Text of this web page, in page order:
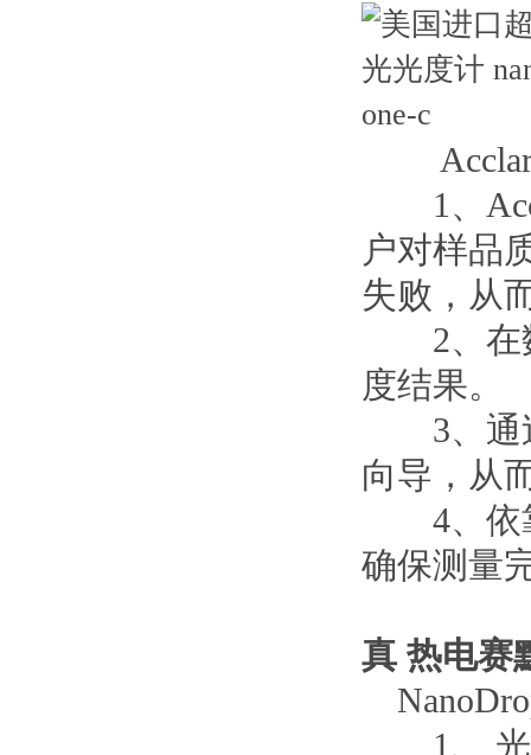
Acclaro
1、
户对样品
失败，从
2、在数
度结果。
3、通过
向导，从
4、依靠
确保测量
真 热电赛
1、 光